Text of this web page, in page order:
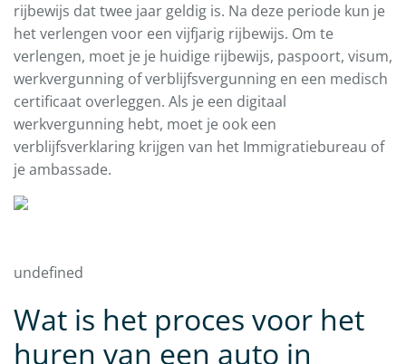
rijbewijs dat twee jaar geldig is. Na deze periode kun je
het verlengen voor een vijfjarig rijbewijs. Om te
verlengen, moet je je huidige rijbewijs, paspoort, visum,
werkvergunning of verblijfsvergunning en een medisch
certificaat overleggen. Als je een digitaal
werkvergunning hebt, moet je ook een
verblijfsverklaring krijgen van het Immigratiebureau of
je ambassade.
undefined
Wat is het proces voor het
huren van een auto in